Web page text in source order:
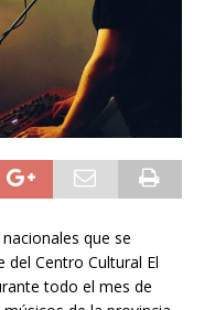
que se
Centro Cultural El
todo el mes de